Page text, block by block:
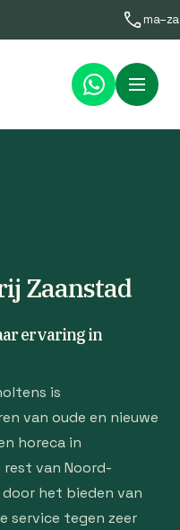
Menu
Zaanstad
ervaring in
is
van oude en nieuwe
horeca in
rest van Noord-
het bieden van
service tegen zeer